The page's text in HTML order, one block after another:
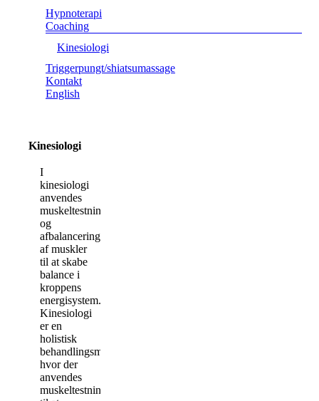
Hypnoterapi
Coaching
Kinesiologi
Triggerpungt/shiatsumassage
Kontakt
English
Kinesiologi
I
kinesiologi
anvendes
muskeltestning
og
afbalancering
af muskler
til at skabe
balance i
kroppens
energisystem.
Kinesiologi
er en
holistisk
behandlingsmetode,
hvor der
anvendes
muskeltestning